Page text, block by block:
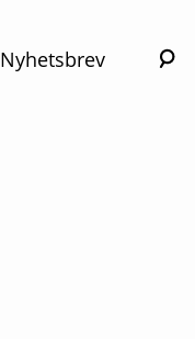
Nyhetsbrev